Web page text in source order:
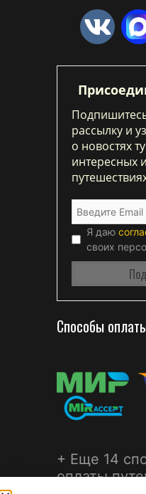
рассылку и
о новостях
интересных
Я даю
своих
Способы
+ Еще 14
оплаты